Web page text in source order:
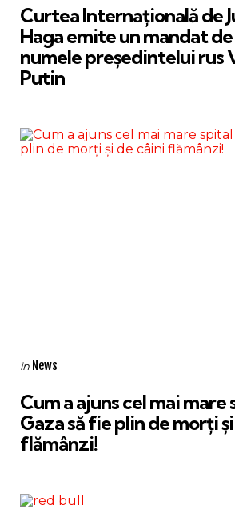
Curtea Internațională de
Haga emite un mandat
numele președintelui rus
Putin
Categories
Posted
in News
Cum a ajuns cel mai mare
Gaza să fie plin de morți
flămânzi!